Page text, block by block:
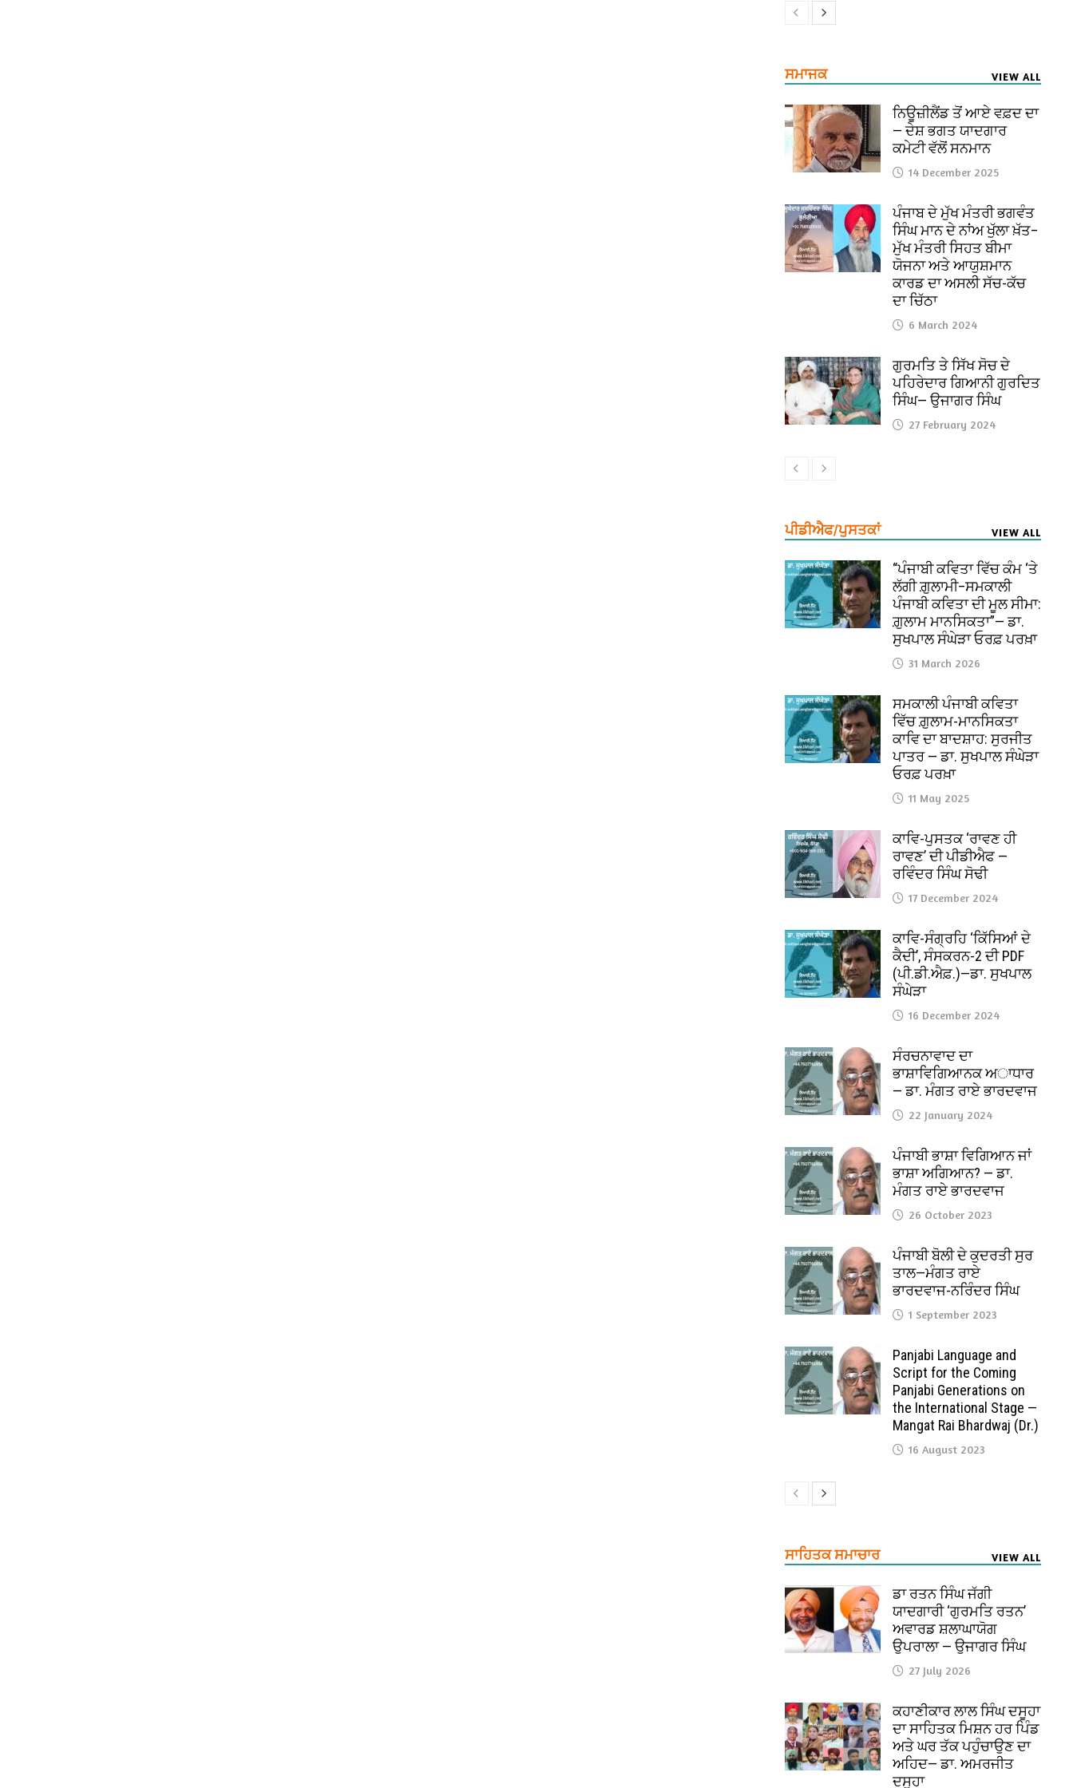
ਸਮਾਜਕ VIEW ALL
ਨਿਊਜ਼ੀਲੈਂਡ ਤੋਂ ਆਏ ਵਫ਼ਦ ਦਾ
— ਦੇਸ਼ ਭਗਤ ਯਾਦਗਾਰ
ਕਮੇਟੀ ਵੱਲੋਂ ਸਨਮਾਨ
14 December 2025
ਪੰਜਾਬ ਦੇ ਮੁੱਖ ਮੰਤਰੀ ਭਗਵੰਤ
ਸਿੰਘ ਮਾਨ ਦੇ ਨਾਂਅ ਖੁੱਲਾ ਖ਼ੱਤ–
ਮੁੱਖ ਮੰਤਰੀ ਸਿਹਤ ਬੀਮਾ
ਯੋਜਨਾ ਅਤੇ ਆਯੁਸ਼ਮਾਨ
ਕਾਰਡ ਦਾ ਅਸਲੀ ਸੱਚ-ਕੱਚ
ਦਾ ਚਿੱਠਾ
6 March 2024
ਗੁਰਮਤਿ ਤੇ ਸਿੱਖ ਸੋਚ ਦੇ
ਪਹਿਰੇਦਾਰ ਗਿਆਨੀ ਗੁਰਦਿਤ
ਸਿੰਘ— ਉਜਾਗਰ ਸਿੰਘ
27 February 2024
ਪੀਡੀਐਫ/ਪੁਸਤਕਾਂ VIEW ALL
“ਪੰਜਾਬੀ ਕਵਿਤਾ ਵਿੱਚ ਕੰਮ ‘ਤੇ
ਲੱਗੀ ਗ਼ੁਲਾਮੀ–ਸਮਕਾਲੀ
ਪੰਜਾਬੀ ਕਵਿਤਾ ਦੀ ਮੂਲ ਸੀਮਾ:
ਗ਼ੁਲਾਮ ਮਾਨਸਿਕਤਾ”— ਡਾ.
ਸੁਖਪਾਲ ਸੰਘੇੜਾ ਓਰਫ਼ ਪਰਖ਼ਾ
31 March 2026
ਸਮਕਾਲੀ ਪੰਜਾਬੀ ਕਵਿਤਾ
ਵਿੱਚ ਗ਼ੁਲਾਮ-ਮਾਨਸਿਕਤਾ
ਕਾਵਿ ਦਾ ਬਾਦਸ਼ਾਹ: ਸੁਰਜੀਤ
ਪਾਤਰ — ਡਾ. ਸੁਖਪਾਲ ਸੰਘੇੜਾ
ਓਰਫ਼ ਪਰਖ਼ਾ
11 May 2025
ਕਾਵਿ-ਪੁਸਤਕ ‘ਰਾਵਣ ਹੀ
ਰਾਵਣ’ ਦੀ ਪੀਡੀਐਫ —
ਰਵਿੰਦਰ ਸਿੰਘ ਸੋਢੀ
17 December 2024
ਕਾਵਿ-ਸੰਗ੍ਰਹਿ ‘ਕਿੱਸਿਆਂ ਦੇ
ਕੈਦੀ’, ਸੰਸਕਰਨ-2 ਦੀ PDF
(ਪੀ.ਡੀ.ਐਫ਼.)—ਡਾ. ਸੁਖਪਾਲ
ਸੰਘੇੜਾ
16 December 2024
ਸੰਰਚਨਾਵਾਦ ਦਾ
ਭਾਸ਼ਾਵਿਗਿਆਨਕ ਅਾਧਾਰ
— ਡਾ. ਮੰਗਤ ਰਾਏ ਭਾਰਦਵਾਜ
22 January 2024
ਪੰਜਾਬੀ ਭਾਸ਼ਾ ਵਿਗਿਆਨ ਜਾਂ
ਭਾਸ਼ਾ ਅਗਿਆਨ? — ਡਾ.
ਮੰਗਤ ਰਾਏ ਭਾਰਦਵਾਜ
26 October 2023
ਪੰਜਾਬੀ ਬੋਲੀ ਦੇ ਕੁਦਰਤੀ ਸੁਰ
ਤਾਲ—ਮੰਗਤ ਰਾਏ
ਭਾਰਦਵਾਜ-ਨਰਿੰਦਰ ਸਿੰਘ
1 September 2023
Panjabi Language and
Script for the Coming
Panjabi Generations on
the International Stage —
Mangat Rai Bhardwaj (Dr.)
16 August 2023
ਸਾਹਿਤਕ ਸਮਾਚਾਰ VIEW ALL
ਡਾ ਰਤਨ ਸਿੰਘ ਜੱਗੀ
ਯਾਦਗਾਰੀ ‘ਗੁਰਮਤਿ ਰਤਨ’
ਅਵਾਰਡ ਸ਼ਲਾਘਾਯੋਗ
ਉਪਰਾਲਾ — ਉਜਾਗਰ ਸਿੰਘ
27 July 2026
ਕਹਾਣੀਕਾਰ ਲਾਲ ਸਿੰਘ ਦਸੂਹਾ
ਦਾ ਸਾਹਿਤਕ ਮਿਸ਼ਨ ਹਰ ਪਿੰਡ
ਅਤੇ ਘਰ ਤੱਕ ਪਹੁੰਚਾਉਣ ਦਾ
ਅਹਿਦ— ਡਾ. ਅਮਰਜੀਤ
ਦਸੂਹਾ